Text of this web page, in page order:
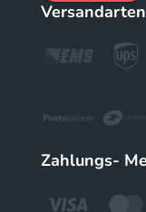
Versandarten
Zahlungs-